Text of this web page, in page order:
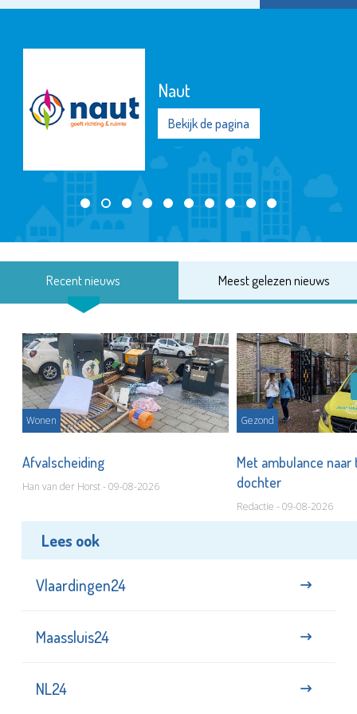
Noord
Bekijk de pagina
Recent nieuws Meest gelezen nieuws
Wonen
Afvalscheiding
Han van der Horst - 09-08-2026
Gezond
Met ambulance
dochter
Redactie - 09-08-2026
Lees ook
Vlaardingen24
Maassluis24
NL24